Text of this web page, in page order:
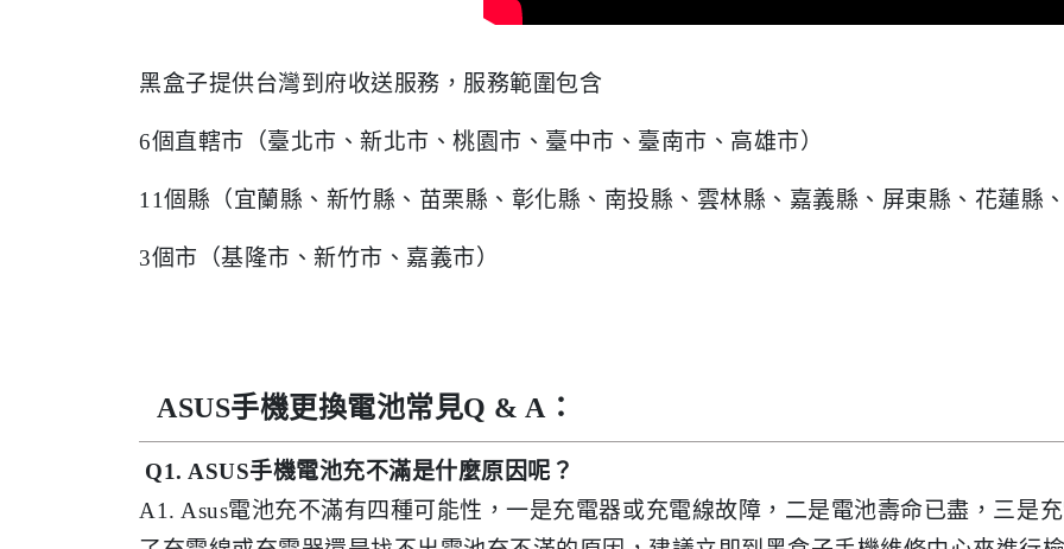
黑盒子提供台灣到府收送服務，服務範圍包含
6個直轄市（臺北市、新北市、桃園市、臺中市、臺南市、高雄市）
11個縣（宜蘭縣、新竹縣、苗栗縣、彰化縣、南投縣、雲林縣、嘉義縣、屏東縣、花蓮縣
3個市（基隆市、新竹市、嘉義市）
ASUS手機更換電池常見Q & A：
Q1. ASUS手機電池充不滿是什麼原因呢？
A1. Asus電池充不滿有四種可能性，一是充電器或充電線故障，二是電池壽命已盡，三是